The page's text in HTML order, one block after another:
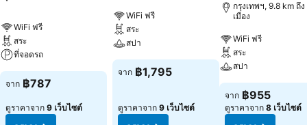
WiFi ฟรี
สระ
ที่จอดรถ
จาก ฿787
ดูราคาจาก 9 เว็บไซต์
WiFi ฟรี
สระ
สปา
จาก ฿1,795
ดูราคาจาก 9 เว็บไซต์
กรุงเทพฯ, 9.8 km ถึ
เมือง
WiFi ฟรี
สระ
สปา
จาก ฿955
ดูราคาจาก 8 เว็บไซต์